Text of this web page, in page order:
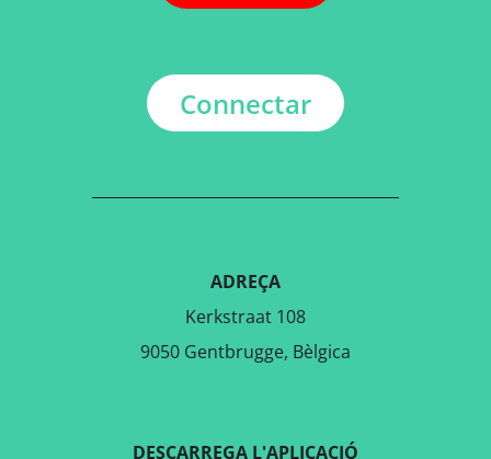
Connectar
ADREÇA
Kerkstraat 108
9050 Gentbrugge, Bèlgica
DESCARREGA L'APLICACIÓ